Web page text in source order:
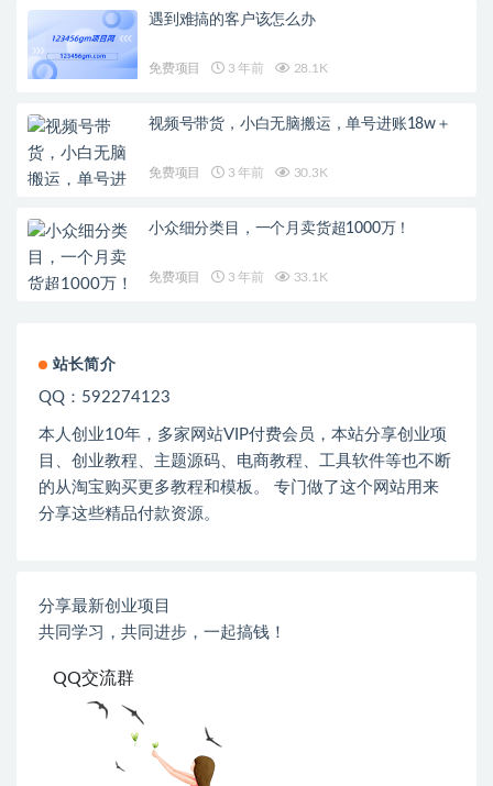
遇到难搞的客户该怎么办
免费项目 3 年前 28.1K
视频号带货，小白无脑搬运，单号进账18w＋
免费项目 3 年前 30.3K
小众细分类目，一个月卖货超1000万！
免费项目 3 年前 33.1K
站长简介
QQ：592274123
本人创业10年，多家网站VIP付费会员，本站分享创业项
目、创业教程、主题源码、电商教程、工具软件等也不断
的从淘宝购买更多教程和模板。 专门做了这个网站用来
分享这些精品付款资源。
分享最新创业项目
共同学习，共同进步，一起搞钱！
QQ交流群